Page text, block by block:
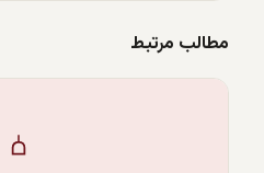
مطالب مرتبط